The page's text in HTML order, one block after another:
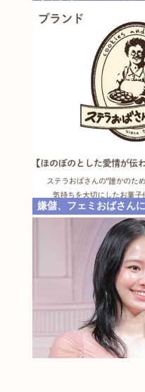
嫌儲、フェミおばさん